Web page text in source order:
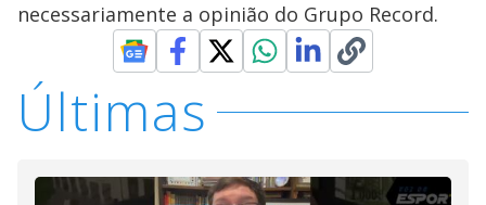
necessariamente a opinião do Grupo Record.
Últimas